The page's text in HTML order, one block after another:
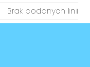
Brak podanych linii